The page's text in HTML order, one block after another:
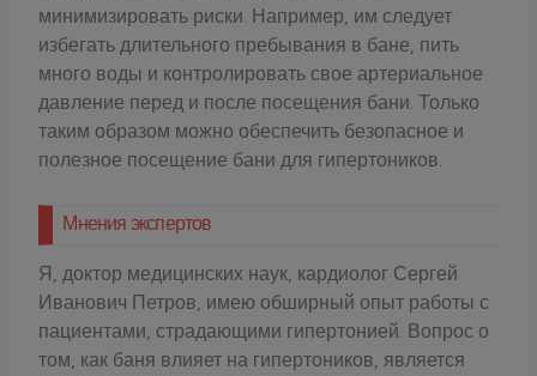
минимизировать риски. Например, им следует
избегать длительного пребывания в бане, пить
много воды и контролировать свое артериальное
давление перед и после посещения бани. Только
таким образом можно обеспечить безопасное и
полезное посещение бани для гипертоников.
Мнения экспертов
Я, доктор медицинских наук, кардиолог Сергей
Иванович Петров, имею обширный опыт работы с
пациентами, страдающими гипертонией. Вопрос о
том, как баня влияет на гипертоников, является